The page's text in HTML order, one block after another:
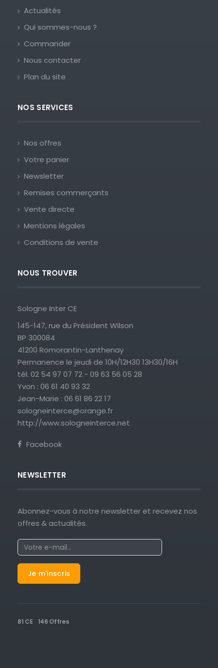
Actualités
Qui sommes-nous ?
Commander
Nous contacter
Plan du site
NOS SERVICES
Nos offres
Votre panier
Newsletter
Remises commerçants
Vente directe
Mentions légales
Conditions de vente
NOUS TROUVER
Sologne Inter CE
145-147, rue du Président Wilson
BP 300084
41200 Romorantin-Lanthenay
Permanence le jeudi de 10H/12H30 13H30/16H
tél. 02 54 97 07 72 - 09 63 56 05 28
Yvon : 06 61 40 93 32
Jean-Marie : 06 61 86 22 17
sologneinterce@orange.fr
http://www.sologneinterce.net
Facebook
NEWSLETTER
Abonnez-vous à notre newsletter et recevez nos
offres & actualités.
81 CE 146 Offres